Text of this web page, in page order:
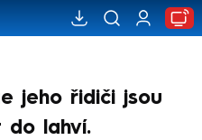
jeho řidiči jsou
do lahví.